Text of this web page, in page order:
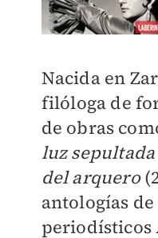
Nacida en
filóloga de
de obras
luz sepultada
del arquero
antologías
periodísticos